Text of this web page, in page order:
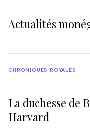
Actualités
La duchesse de
Harvard
CHRONIQUES ROYALES